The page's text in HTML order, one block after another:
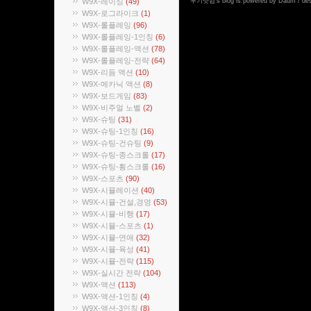
W9X-로그라이크 (1)
W9X-롤플레잉 (96)
W9X-롤플레잉-1인칭 (6)
W9X-롤플레잉-액션 (78)
W9X-롤플레잉-전략 (64)
W9X-리듬 액션 (10)
W9X-메카닉 액션 (8)
W9X-보드게임 (83)
W9X-비주얼 노벨 (2)
W9X-슈팅 (31)
W9X-슈팅-1인칭 (16)
W9X-슈팅-건슈팅 (9)
W9X-슈팅-종스크롤 (17)
W9X-슈팅-횡스크롤 (16)
W9X-스포츠 (90)
W9X-시뮬레이션 (40)
W9X-시뮬-건설,경영 (53)
W9X-시뮬-비행 (17)
W9X-시뮬-스포츠 (1)
W9X-시뮬-연애 (32)
W9X-시뮬-육성 (41)
W9X-시뮬-전략 (115)
W9X-실시간 전략 (104)
W9X-액션 (113)
W9X-액션-1인칭 (4)
W9X-액션-3인칭 (8)